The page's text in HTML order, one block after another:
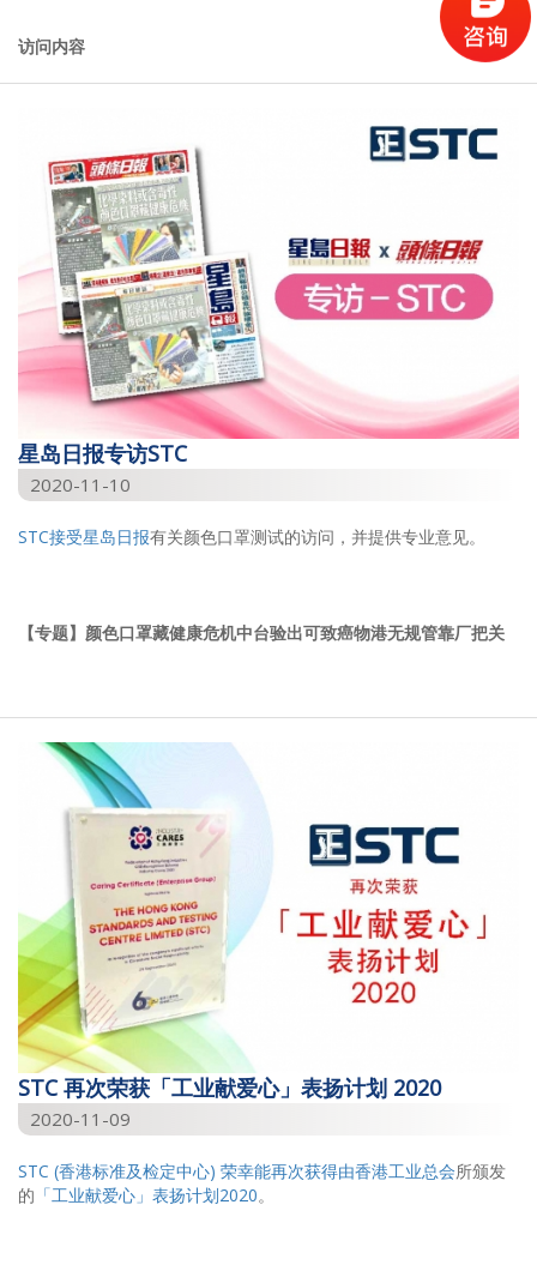
访问内容
星岛日报专访STC
2020-11-10
STC接受星岛日报有关颜色口罩测试的访问，并提供专业意见。
【专题】颜色口罩藏健康危机中台验出可致癌物港无规管靠厂把关
STC 再次荣获「工业献爱心」表扬计划 2020
2020-11-09
STC (香港标准及检定中心) 荣幸能再次获得由香港工业总会所颁发
的 「工业献爱心」表扬计划2020。